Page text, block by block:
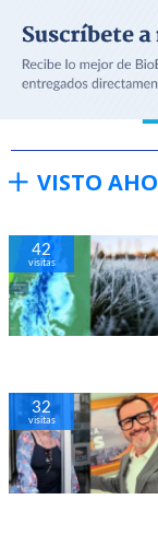
VISTO
42
visitas
32
visitas